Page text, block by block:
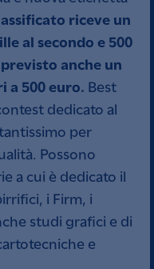
riceve un
al secondo e 500
anche un
a 500 euro. Best
dedicato al
per
Possono
a cui è dedicato il
i Firm, i
studi grafici e di
e